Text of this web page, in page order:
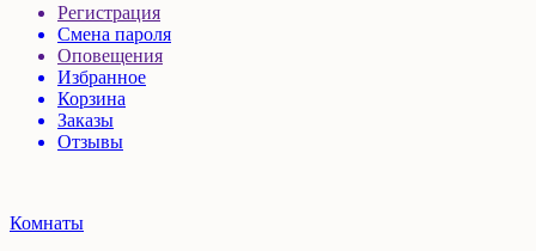
Регистрация
Смена пароля
Оповещения
Избранное
Корзина
Заказы
Отзывы
Комнаты